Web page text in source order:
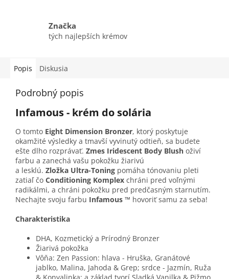
Značka
tých najlepších krémov
Popis Diskusia
Podrobný popis
Infamous - krém do solária
O tomto Eight Dimension Bronzer, ktorý poskytuje
okamžité výsledky a tmavší vyvinutý odtieň, sa budete
ešte dlho rozprávať. Zmes Iridescent Body Blush oživí
farbu a zanechá vašu pokožku žiarivú
a lesklú. Zložka Ultra-Toning pomáha tónovaniu pleti
zatiaľ čo Conditioning Komplex chráni pred voľnými
radikálmi, a chráni pokožku pred predčasným starnutím.
Nechajte svoju farbu Infamous ™ hovoriť samu za seba!
Charakteristika
DHA, Kozmetický a Prírodný Bronzer
Žiarivá pokožka
Vôňa: Zen Passion: hlava - Hruška, Granátové
jablko, Malina, Jahoda & Grep; srdce - Jazmín, Ruža